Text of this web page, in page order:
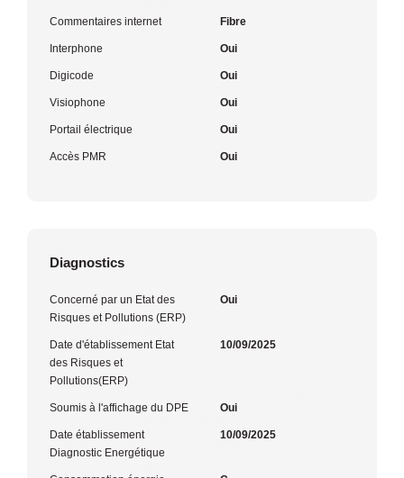
Commentaires internet Fibre
Interphone Oui
Digicode Oui
Visiophone Oui
Portail électrique Oui
Accès PMR Oui
Diagnostics
Concerné par un Etat des
Risques et Pollutions (ERP)
Oui
Date d'établissement Etat
des Risques et
Pollutions(ERP)
10/09/2025
Soumis à l'affichage du DPE Oui
Date établissement
Diagnostic Energétique
10/09/2025